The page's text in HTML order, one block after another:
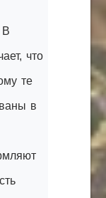
В
что
те
в